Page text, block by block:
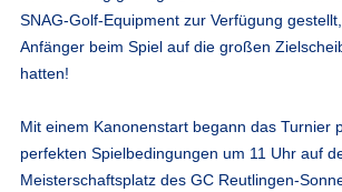
SNAG-Golf-Equipment zur Verfügung
Anfänger beim Spiel auf die großen
hatten!
Mit einem Kanonenstart begann das Turnier
perfekten Spielbedingungen um 11 Uhr auf
Meisterschaftsplatz des GC Reutlingen-